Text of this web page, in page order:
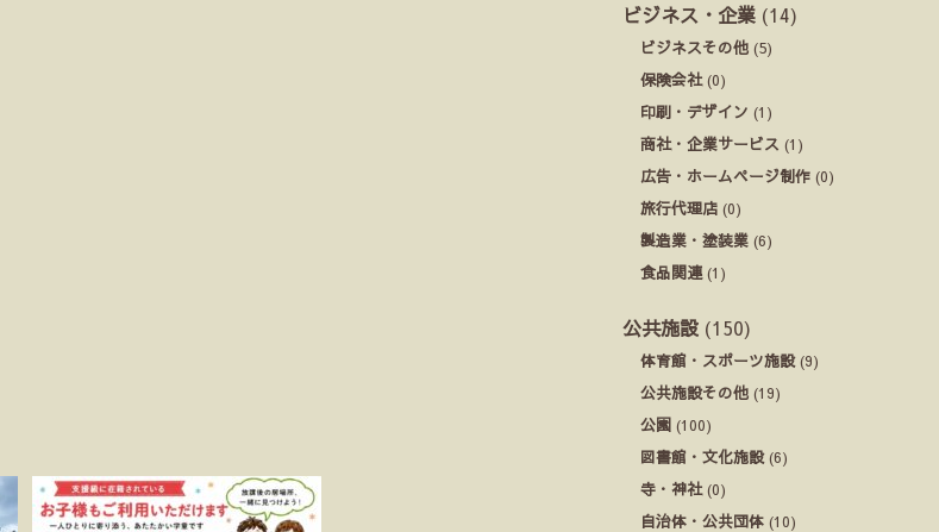
ビジネス・企業 (14)
ビジネスその他 (5)
保険会社(0)
印刷・デザイン (1)
商社・企業サービス (1)
広告・ホームページ制作 (0)
旅行代理店 (0)
製造業・塗装業 (6)
食品関連 (1)
公共施設 (150)
体育館・スポーツ施設(9)
公共施設その他 (19)
公園 (100)
図書館・文化施設(6)
寺・神社(0)
自治体・公共団体 (10)